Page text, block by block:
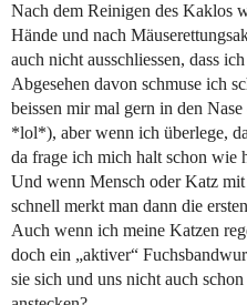
Nach dem Reinigen des Kaklos
Hände und nach
auch nicht ausschliessen, dass
Abgesehen davon schmuse ich
beissen mir mal gern in den
*lol*), aber wenn ich überlege,
da frage ich mich halt schon wie
Und wenn Mensch oder Katz
schnell merkt man dann die
Auch wenn ich meine Katzen
doch ein „aktiver“
sie sich und uns nicht auch